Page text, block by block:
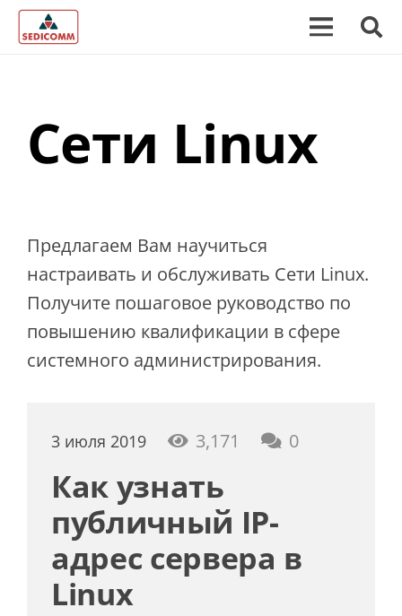
Сети Linux
Предлагаем Вам научиться
настраивать и обслуживать Сети Linux.
Получите пошаговое руководство по
повышению квалификации в сфере
системного администрирования.
3 июля 2019 3,171 0
Как узнать
публичный IP-
адрес сервера в
Linux